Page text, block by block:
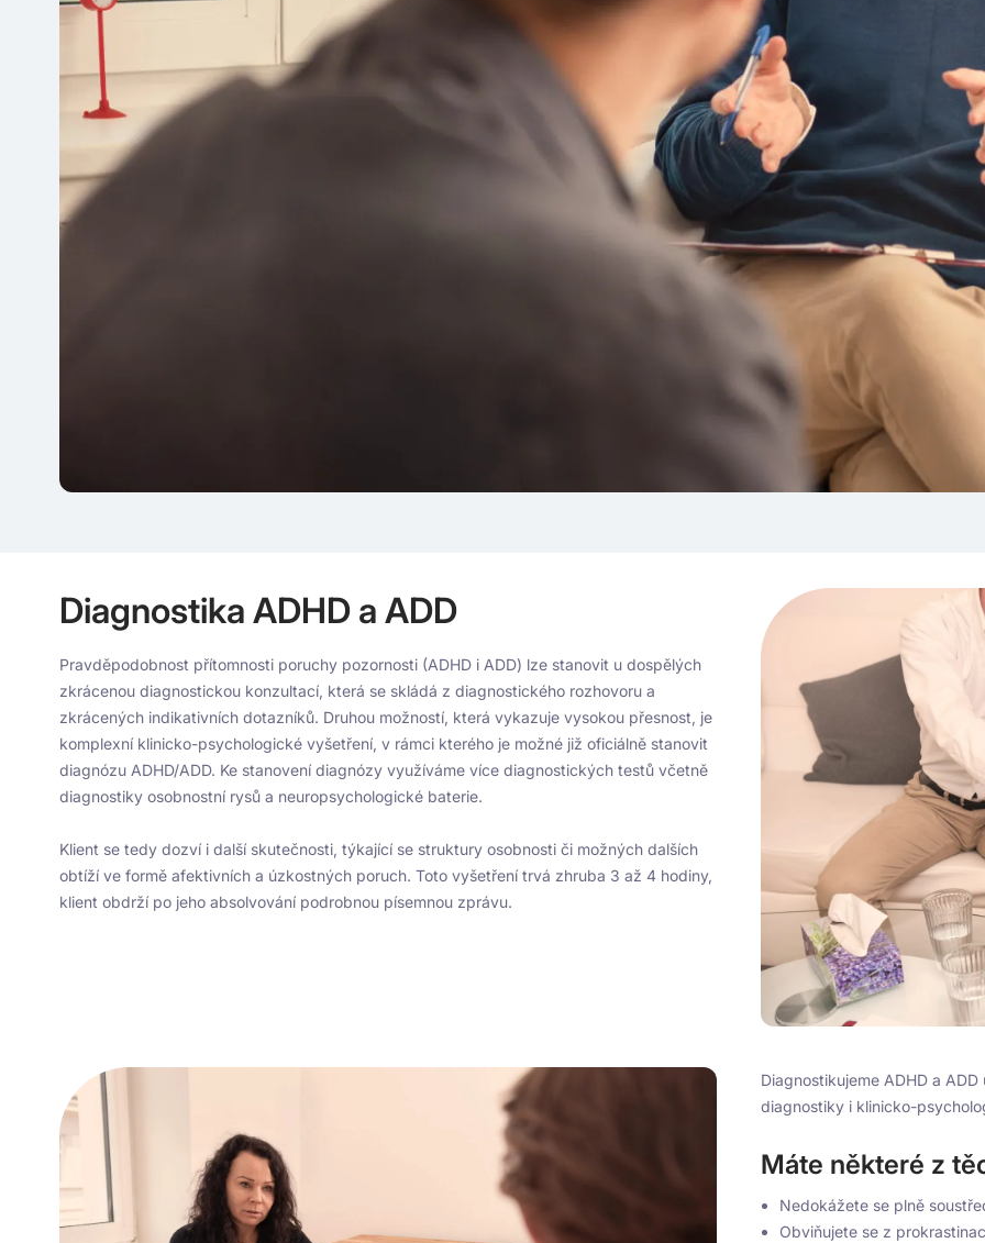
Diagnostika ADHD a ADD
Pravděpodobnost přítomnosti poruchy pozornosti (ADHD i ADD) lze stanovit u dospělých
zkrácenou diagnostickou konzultací, která se skládá z diagnostického rozhovoru a
zkrácených indikativních dotazníků. Druhou možností, která vykazuje vysokou přesnost, je
komplexní klinicko-psychologické vyšetření, v rámci kterého je možné již oficiálně stanovit
diagnózu ADHD/ADD. Ke stanovení diagnózy využíváme více diagnostických testů včetně
diagnostiky osobnostní rysů a neuropsychologické baterie.
Klient se tedy dozví i další skutečnosti, týkající se struktury osobnosti či možných dalších
obtíží ve formě afektivních a úzkostných poruch. Toto vyšetření trvá zhruba 3 až 4 hodiny,
klient obdrží po jeho absolvování podrobnou písemnou zprávu.
Diagnostikujeme ADHD a
diagnostiky i klinicko-
Máte některé z
Nedokážete se plně
Obviňujete se z